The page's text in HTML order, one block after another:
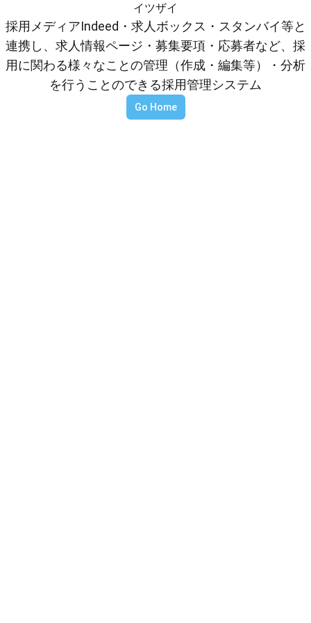
イツザイ
採用メディアIndeed・求人ボックス・スタンバイ等と
連携し、求人情報ページ・募集要項・応募者など、採
用に関わる様々なことの管理（作成・編集等）・分析
を行うことのできる採用管理システム
Go Home